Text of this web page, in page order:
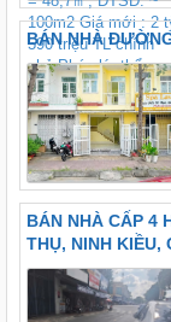
BÁN NHÀ CẤP 4
THỤ, NINH KIỀU,